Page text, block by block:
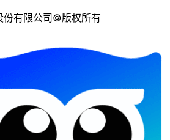
份有限公司©版权所有